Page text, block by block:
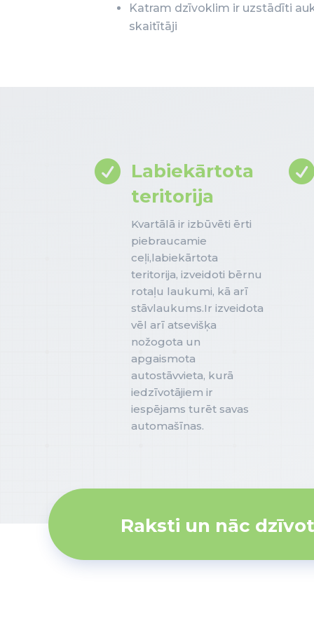
Katram dzīvoklim ir uzstādīti
skaitītāji
 Labiekārtota
teritorija
Kvartālā ir izbūvēti ērti
piebraucamie
ceļi,labiekārtota
teritorija, izveidoti bērnu
rotaļu laukumi, kā arī
stāvlaukums.Ir izveidota
vēl arī atsevišķa
nožogota un
apgaismota
autostāvvieta, kurā
iedzīvotājiem ir
iespējams turēt savas
automašīnas.

Raksti un nāc